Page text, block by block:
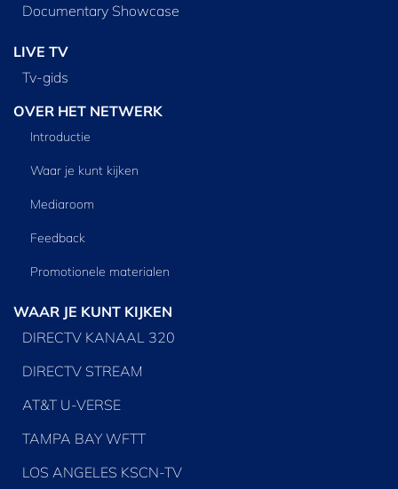
Documentary Showcase
LIVE TV
Tv‑gids
OVER HET NETWERK
Introductie
Waar je kunt kijken
Mediaroom
Feedback
Promotionele materialen
WAAR JE KUNT KIJKEN
DIRECTV KANAAL 320
DIRECTV STREAM
AT&T U-VERSE
TAMPA BAY WFTT
LOS ANGELES KSCN-TV